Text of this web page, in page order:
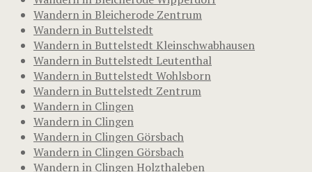
Wandern in Bleicherode Zentrum
Wandern in Buttelstedt
Wandern in Buttelstedt Kleinschwabhausen
Wandern in Buttelstedt Leutenthal
Wandern in Buttelstedt Wohlsborn
Wandern in Buttelstedt Zentrum
Wandern in Clingen
Wandern in Clingen
Wandern in Clingen Görsbach
Wandern in Clingen Görsbach
Wandern in Clingen Holzthaleben